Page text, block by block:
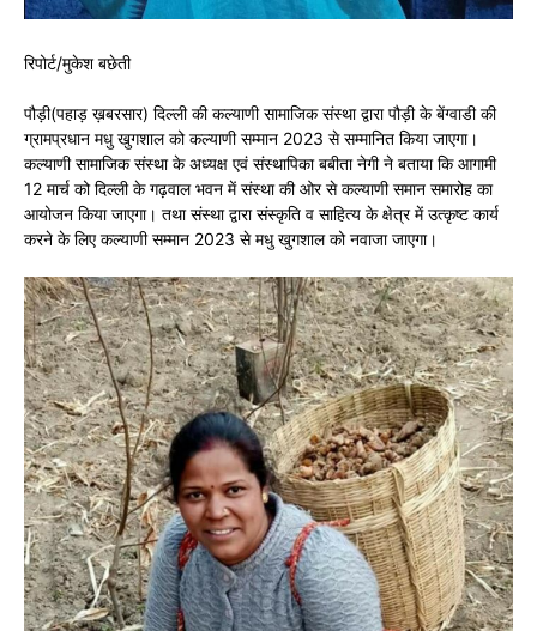
रिपोर्ट/मुकेश बछेती
पौड़ी(पहाड़ ख़बरसार) दिल्ली की कल्याणी सामाजिक संस्था द्वारा पौड़ी के बेंग्वाडी की
ग्रामप्रधान मधु खुगशाल को कल्याणी सम्मान 2023 से सम्मानित किया जाएगा।
कल्याणी सामाजिक संस्था के अध्यक्ष एवं संस्थापिका बबीता नेगी ने बताया कि आगामी
12 मार्च को दिल्ली के गढ़वाल भवन में संस्था की ओर से कल्याणी समान समारोह का
आयोजन किया जाएगा। तथा संस्था द्वारा संस्कृति व साहित्य के क्षेत्र में उत्कृष्ट कार्य
करने के लिए कल्याणी सम्मान 2023 से मधु खुगशाल को नवाजा जाएगा।